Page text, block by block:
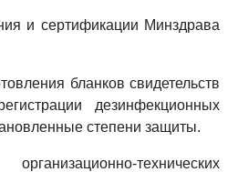
и сертификации Минздрава
бланков свидетельств
дезинфекционных
степени защиты.
технических